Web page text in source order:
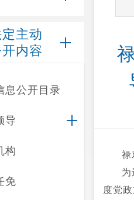
主动
内容
息公开目录
导
构
免
禄
为
度党